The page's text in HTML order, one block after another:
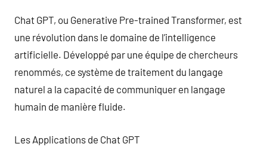
Chat GPT, ou Generative Pre-trained Transformer, est
une révolution dans le domaine de l’intelligence
artificielle. Développé par une équipe de chercheurs
renommés, ce système de traitement du langage
naturel a la capacité de communiquer en langage
humain de manière fluide.
Les Applications de Chat GPT